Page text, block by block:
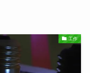
工作